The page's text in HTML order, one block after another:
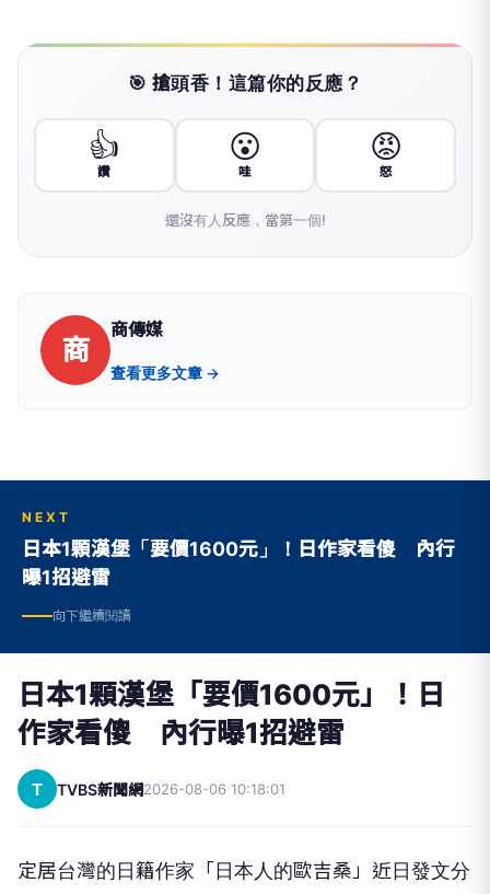
🎯 搶頭香！這篇你的反應？
👍
讚
😮
哇
😡
怒
還沒有人反應，當第一個!
商
商傳媒
查看更多文章 →
NEXT
日本1顆漢堡「要價1600元」！日作家看傻 內行
曝1招避雷
向下繼續閱讀
日本1顆漢堡「要價1600元」！日
作家看傻 內行曝1招避雷
T TVBS新聞網2026-08-06 10:18:01
定居台灣的日籍作家「日本人的歐吉桑」近日發文分